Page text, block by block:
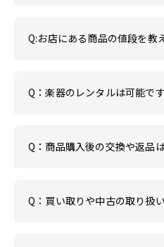
Q:お店にある商品の値段を教
Q：楽器のレンタルは可能で
Q：商品購入後の交換や返品
Q：買い取りや中古の取り扱